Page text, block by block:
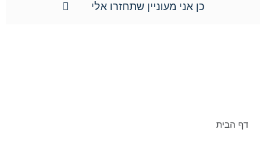
כן אני מעוניין שתחזרו אלי
דף הבית